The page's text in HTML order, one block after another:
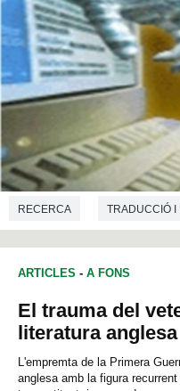
RECERCA TRADUCCIÓ I
ARTICLES - A FONS
El trauma del
literatura anglesa
L'empremta de la Primera
anglesa amb la figura